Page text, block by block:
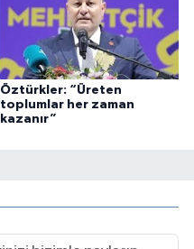
Öztürkler: “Üreten
toplumlar her zaman
kazanır”